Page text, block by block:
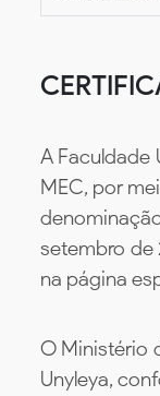
A Faculdade
MEC, por
setembro de
na página
O Ministério
Unyleya,